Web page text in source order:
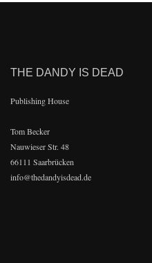
THE DANDY IS DEAD
Publishing House
Tom Becker
Nauwieser Str. 48
66111 Saarbrücken
info@thedandyisdead.de